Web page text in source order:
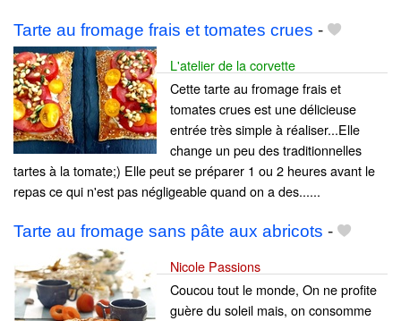
Tarte au fromage frais et tomates crues -
L'atelier de la corvette
Cette tarte au fromage frais et
tomates crues est une délicieuse
entrée très simple à réaliser...Elle
change un peu des traditionnelles
tartes à la tomate;) Elle peut se préparer 1 ou 2 heures avant le
repas ce qui n'est pas négligeable quand on a des......
Tarte au fromage sans pâte aux abricots -
Nicole Passions
Coucou tout le monde, On ne profite
guère du soleil mais, on consomme